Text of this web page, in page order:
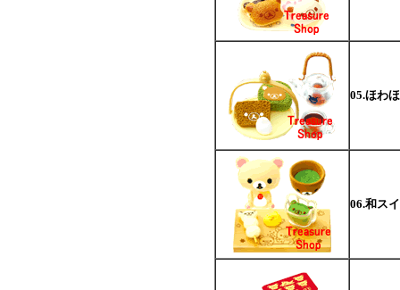
05.ほわ
06.和ス